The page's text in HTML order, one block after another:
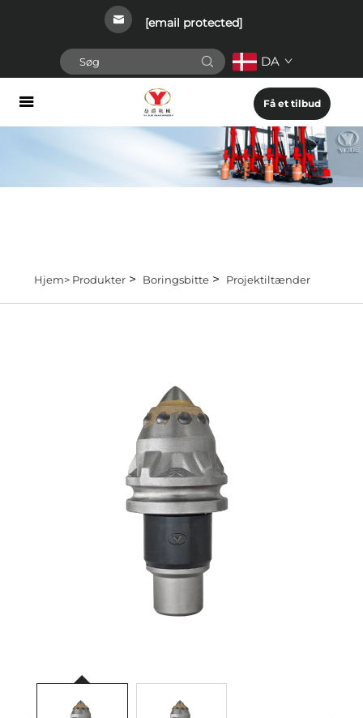
[email protected]
DA
Få et tilbud
Hjem> Produkter> Boringsbitte> Projektiltænder